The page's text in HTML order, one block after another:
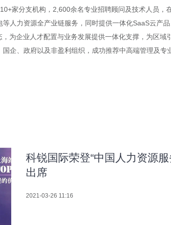
家分支机构，2,600余名专业招聘顾问及技术人员
人力资源全产业链服务，同时提供一体化SaaS云产
为企业人才配置与业务发展提供一体化支撑，为区
企、政府以及非盈利组织，成功推荐中高端管理及
科锐国际荣登“中国人力资源
出席
2021-03-26 11:16